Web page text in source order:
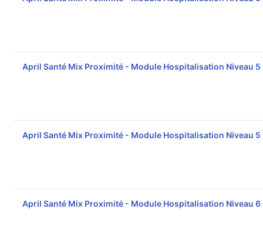
April Santé Mix Proximité - Module Hospitalisation Niveau 5
April Santé Mix Proximité - Module Hospitalisation Niveau 5
April Santé Mix Proximité - Module Hospitalisation Niveau 6